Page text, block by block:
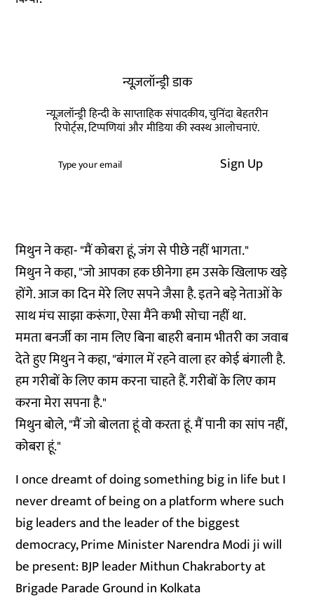
न्यूज़लॉन्ड्री डाक
न्यूज़लॉन्ड्री हिन्दी के साप्ताहिक संपादकीय, चुनिंदा बेहतरीन
रिपोर्ट्स, टिप्पणियां और मीडिया की स्वस्थ आलोचनाएं.
Sign Up
मिथुन ने कहा- "मैं कोबरा हूं, जंग से पीछे नहीं भागता."
मिथुन ने कहा, "जो आपका हक छीनेगा हम उसके खिलाफ खड़े
होंगे. आज का दिन मेरे लिए सपने जैसा है. इतने बड़े नेताओं के
साथ मंच साझा करूंगा, ऐसा मैंने कभी सोचा नहीं था.
ममता बनर्जी का नाम लिए बिना बाहरी बनाम भीतरी का जवाब
देते हुए मिथुन ने कहा, "बंगाल में रहने वाला हर कोई बंगाली है.
हम गरीबों के लिए काम करना चाहते हैं. गरीबों के लिए काम
करना मेरा सपना है."
मिथुन बोले, "मैं जो बोलता हूं वो करता हूं. मैं पानी का सांप नहीं,
कोबरा हूं."
I once dreamt of doing something big in life but I
never dreamt of being on a platform where such
big leaders and the leader of the biggest
democracy, Prime Minister Narendra Modi ji will
be present: BJP leader Mithun Chakraborty at
Brigade Parade Ground in Kolkata